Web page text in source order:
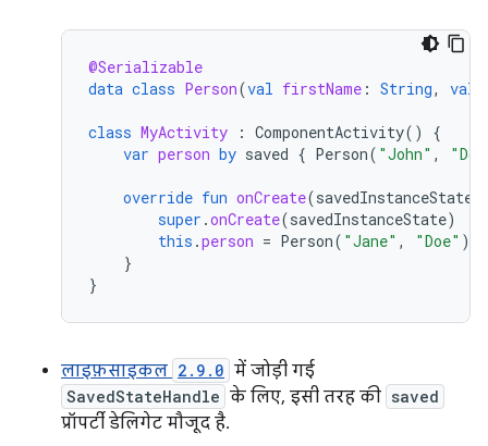
@Serializable
data class Person(val firstName : String, val
class MyActivity : ComponentActivity()
{
var person by saved { Person( "John" ,
override fun onCreate(savedInstanceState
super .onCreate(savedInstanceState)
this .person = Person( "Jane" , "Doe" )
}
}
लाइफ़साइकल 2.9.0 में जोड़ी गई
SavedStateHandle के लिए, इसी तरह की saved
प्रॉपर्टी डेलिगेट मौजूद है.